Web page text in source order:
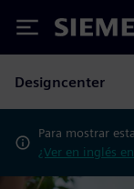
Siemens
Designcenter
Para mostrar
¿Ver en inglés